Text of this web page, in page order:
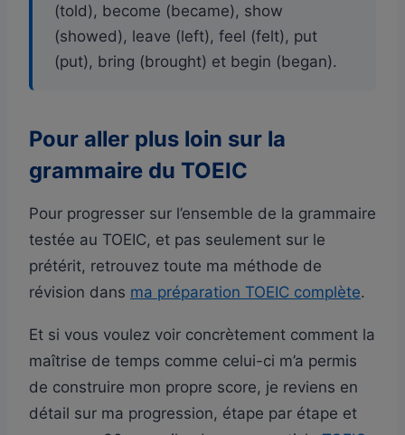
(told), become (became), show
(showed), leave (left), feel (felt), put
(put), bring (brought) et begin (began).
Pour aller plus loin sur la
grammaire du TOEIC
Pour progresser sur l’ensemble de la grammaire
testée au TOEIC, et pas seulement sur le
prétérit, retrouvez toute ma méthode de
révision dans ma préparation TOEIC complète.
Et si vous voulez voir concrètement comment la
maîtrise de temps comme celui-ci m’a permis
de construire mon propre score, je reviens en
détail sur ma progression, étape par étape et